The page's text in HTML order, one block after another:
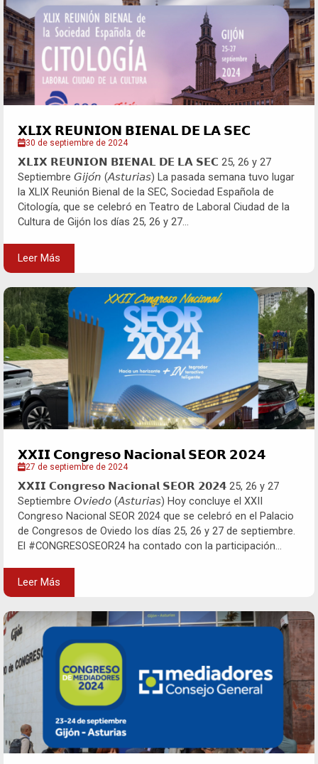
𝗫𝗟𝗜𝗫 𝗥𝗘𝗨𝗡𝗜𝗢𝗡 𝗕𝗜𝗘𝗡𝗔𝗟 𝗗𝗘 𝗟𝗔 𝗦𝗘𝗖
30 de septiembre de 2024
𝗫𝗟𝗜𝗫 𝗥𝗘𝗨𝗡𝗜𝗢𝗡 𝗕𝗜𝗘𝗡𝗔𝗟 𝗗𝗘 𝗟𝗔 𝗦𝗘𝗖 25, 26 y 27
Septiembre 𝘎𝘪𝘫𝘰́𝘯 (𝘈𝘴𝘵𝘶𝘳𝘪𝘢𝘴) La pasada semana tuvo lugar
la XLIX Reunión Bienal de la SEC, Sociedad Española de
Citología, que se celebró en Teatro de Laboral Ciudad de la
Cultura de Gijón los días 25, 26 y 27...
Leer Más
𝗫𝗫𝗜𝗜 𝗖𝗼𝗻𝗴𝗿𝗲𝘀𝗼 𝗡𝗮𝗰𝗶𝗼𝗻𝗮𝗹 𝗦𝗘𝗢𝗥 𝟮𝟬𝟮𝟰
27 de septiembre de 2024
𝗫𝗫𝗜𝗜 𝗖𝗼𝗻𝗴𝗿𝗲𝘀𝗼 𝗡𝗮𝗰𝗶𝗼𝗻𝗮𝗹 𝗦𝗘𝗢𝗥 𝟮𝟬𝟮𝟰 25, 26 y 27
Septiembre 𝘖𝘷𝘪𝘦𝘥𝘰 (𝘈𝘴𝘵𝘶𝘳𝘪𝘢𝘴) Hoy concluye el XXII
Congreso Nacional SEOR 2024 que se celebró en el Palacio
de Congresos de Oviedo los días 25, 26 y 27 de septiembre.
El #CONGRESOSEOR24 ha contado con la participación...
Leer Más